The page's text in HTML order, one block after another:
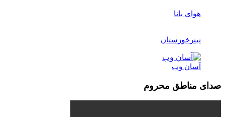
هوای بانا
تیترخوزستان
آسان وب
صدای مناطق محروم